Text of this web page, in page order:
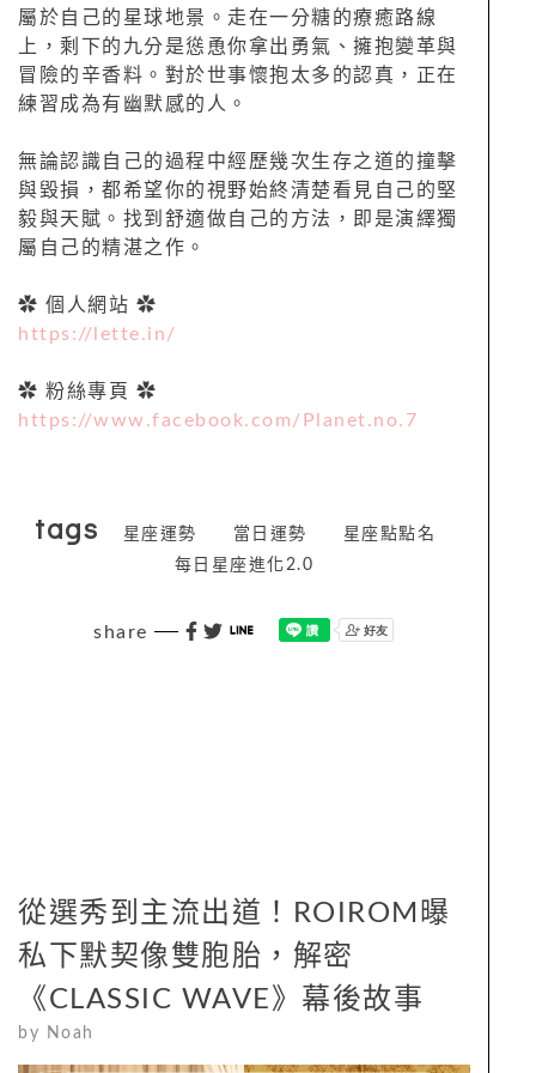
屬於自己的星球地景。走在一分糖的療癒路線
上，剩下的九分是慫恿你拿出勇氣、擁抱變革與
冒險的辛香料。對於世事懷抱太多的認真，正在
練習成為有幽默感的人。
無論認識自己的過程中經歷幾次生存之道的撞擊
與毀損，都希望你的視野始終清楚看見自己的堅
毅與天賦。找到舒適做自己的方法，即是演繹獨
屬自己的精湛之作。
✿ 個人網站 ✿
https://lette.in/
✿ 粉絲專頁 ✿
https://www.facebook.com/Planet.no.7
tags 星座運勢 當日運勢
星座點點名
每日星座進化2.0
share
從選秀到主流出道！ROIROM曝
私下默契像雙胞胎，解密
《CLASSIC WAVE》幕後故事
by Noah